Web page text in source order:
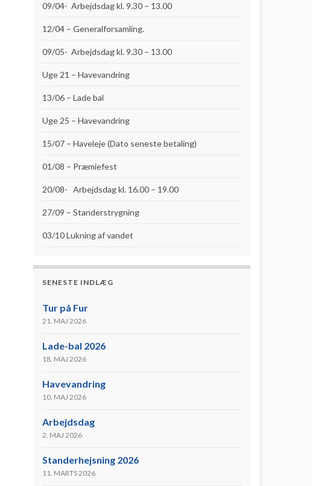
09/04- Arbejdsdag kl. 9.30 – 13.00
12/04 – Generalforsamling.
09/05- Arbejdsdag kl. 9.30 – 13.00
Uge 21 – Havevandring
13/06 – Lade bal
Uge 25 – Havevandring
15/07 – Haveleje (Dato seneste betaling)
01/08 – Præmiefest
20/08- Arbejdsdag kl. 16.00 – 19.00
27/09 – Standerstrygning
03/10 Lukning af vandet
SENESTE INDLÆG
Tur på Fur
21. MAJ 2026
Lade-bal 2026
18. MAJ 2026
Havevandring
10. MAJ 2026
Arbejdsdag
2. MAJ 2026
Standerhejsning 2026
11. MARTS 2026